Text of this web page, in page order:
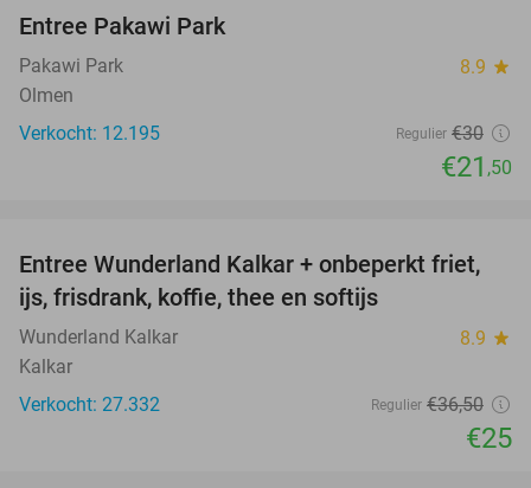
Entree Pakawi Park
Pakawi Park 8.9 star
Olmen
Verkocht: 12.195
Regulier €30
€21 ,50
32%
Entree Wunderland Kalkar + onbeperkt friet,
ijs, frisdrank, koffie, thee en softijs
Wunderland Kalkar 8.9 star
Kalkar
Verkocht: 27.332
Regulier €36,50
€25